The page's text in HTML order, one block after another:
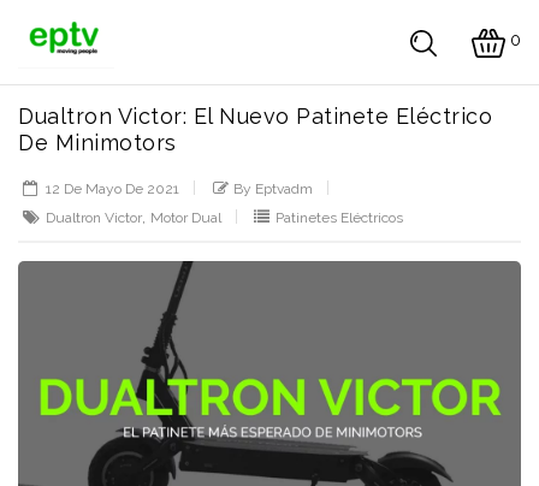
0
Dualtron Victor: El Nuevo Patinete Eléctrico
De Minimotors
12 De Mayo De 2021
By Eptvadm
Dualtron Victor, Motor Dual Patinetes Eléctricos